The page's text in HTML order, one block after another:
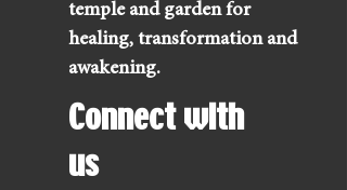
temple and garden for
healing, transformation and
awakening.
Connect with
us